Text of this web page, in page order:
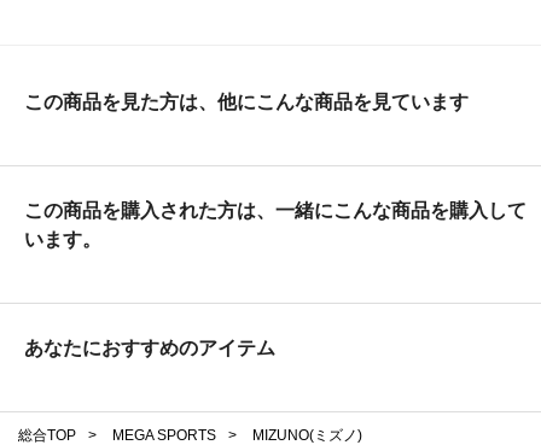
この商品を見た方は、他にこんな商品を見ています
この商品を購入された方は、一緒にこんな商品を購入して
います。
あなたにおすすめのアイテム
総合TOP > MEGA SPORTS >
MIZUNO(ミズノ)